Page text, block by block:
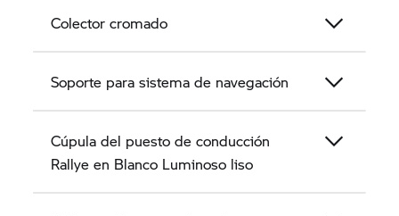
Colector cromado
Soporte para sistema de navegación
Cúpula del puesto de conducción
Rallye en Blanco Luminoso liso